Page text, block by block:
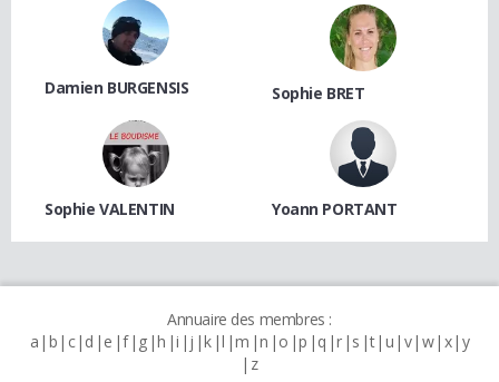
Damien BURGENSIS Sophie BRET
Sophie VALENTIN Yoann PORTANT
Annuaire des membres :
a b c d e f g h i j k l m n o p q r s t u v w x y
z